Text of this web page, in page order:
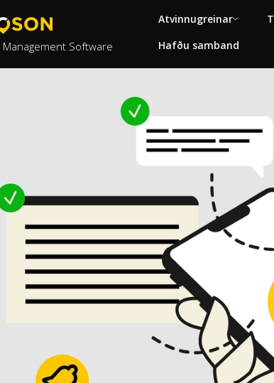
Software
Atvinnugreinar
Hafðu samband